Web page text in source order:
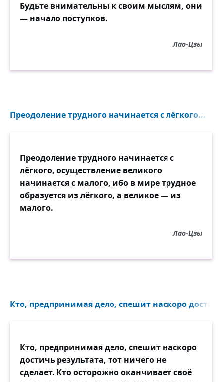
Будьте внимательны к своим мыслям, они
— начало поступков.
Лао-Цзы
Преодоление трудного начинается с лёгкого...
Преодоление трудного начинается с
лёгкого, осуществление великого
начинается с малого, ибо в мире трудное
образуется из лёгкого, а великое — из
малого.
Лао-Цзы
Кто, предпринимая дело, спешит наскоро
Кто, предпринимая дело, спешит наскоро
достичь результата, тот ничего не
сделает. Кто осторожно оканчивает своё